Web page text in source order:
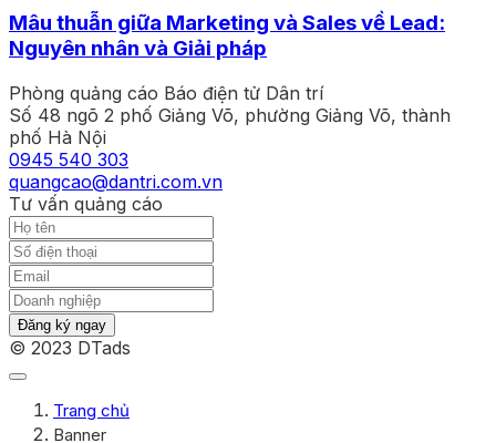
Mâu thuẫn giữa Marketing và Sales về Lead:
Nguyên nhân và Giải pháp
Phòng quảng cáo Báo điện tử Dân trí
Số 48 ngõ 2 phố Giảng Võ, phường Giảng Võ, thành
phố Hà Nội
0945 540 303
quangcao@dantri.com.vn
Tư vấn quảng cáo
Đăng ký ngay
© 2023 DTads
Trang chủ
Banner